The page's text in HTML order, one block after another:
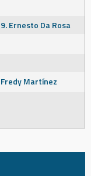
9. Ernesto Da Rosa
Fredy Martínez